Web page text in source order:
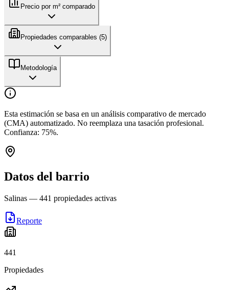
Precio por m² comparado
Propiedades comparables (5)
Metodología
Esta estimación se basa en un análisis comparativo de mercado
(CMA) automatizado. No reemplaza una tasación profesional.
Confianza: 75%.
Datos del barrio
Salinas — 441 propiedades activas
Reporte
441
Propiedades